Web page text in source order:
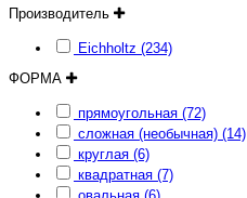
Производитель
Eichholtz (234)
ФОРМА
прямоугольная (72)
сложная (необычная) (14)
круглая (6)
квадратная (7)